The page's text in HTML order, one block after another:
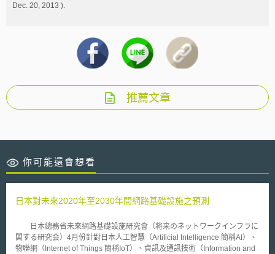
Dec. 20, 2013 ).
推薦文章
你可能還會想看
日本對未來2020年至2030年間網路基礎設施之預測
日本總務省未來網路基礎設施研究會（将来のネットワークインフラに
関する研究会）4月份針對日本人工智慧（Artificial Intelligence 簡稱AI）、
物聯網（Internet of Things 簡稱IoT）、資訊及通訊技術（Information and